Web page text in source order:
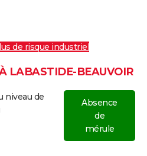
de risque industriel
LABASTIDE-BEAUVOIR
niveau de
Absence
de
mérule